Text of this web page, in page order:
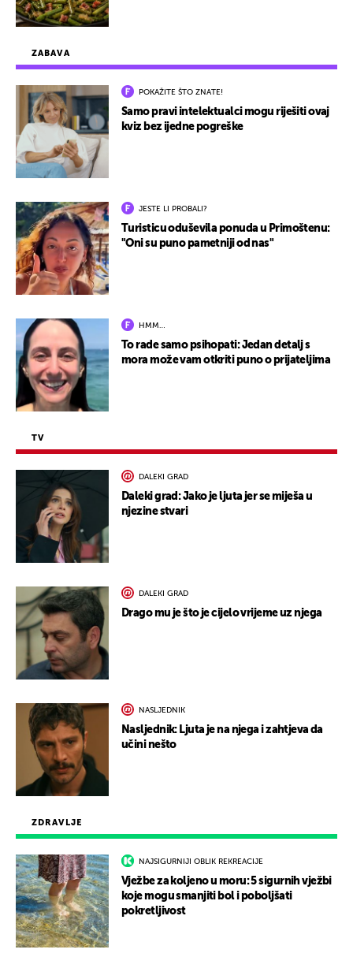
ZDRAVLJE
NAJSIGURNIJI OBLIK REKREACIJE
Vježbe za koljeno u moru: 5 sigurnih vježbi
koje mogu smanjiti bol i poboljšati
pokretljivost
ZABAVA
POKAŽITE ŠTO ZNATE!
Samo pravi intelektualci mogu riješiti ovaj
kviz bez ijedne pogreške
JESTE LI PROBALI?
Turisticu oduševila ponuda u Primoštenu:
"Oni su puno pametniji od nas"
HMM…
To rade samo psihopati: Jedan detalj s
mora može vam otkriti puno o prijateljima
TV
DALEKI GRAD
Daleki grad: Jako je ljuta jer se miješa u
njezine stvari
DALEKI GRAD
Drago mu je što je cijelo vrijeme uz njega
NASLJEDNIK
Nasljednik: Ljuta je na njega i zahtjeva da
učini nešto